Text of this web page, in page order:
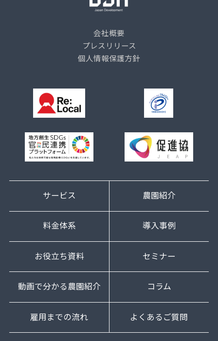
会社概要
プレスリリース
個人情報保護方針
サービス 農園紹介
料金体系 導入事例
お役立ち資料 セミナー
動画で分かる農園紹介 コラム
雇用までの流れ よくあるご質問